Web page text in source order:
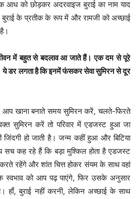
आध को छोड़कर अदरवाइज बुराई का नाम याद
के प्रतीक के रूप में और रामजी को अच्छाई
में बहुत से बदलाव आ जाते हैं। एक दम से पूरे
ये डर लगता है कि इनमें फंसकर सेवा सुमिरन से दूर
आप खाना बनाते समय सुमिरन करें, चलते-फिरते
सुमिरन करें तो परिवार में एडजस्ट हुआ जा
हो जाती है। जन्म कहीं हुआ और बिटिया
सच कह रहे हैं कि बड़ा मुश्किल होता है एडजस्ट
रहेंगे और शांत चित्त होकर संयम के साथ वहां
स्वभाव को आप पढ़ पाएंगे, फिर उसके अनुसार
हाँ, बुराई नहीं करनी, लेकिन अच्छाई के साथ